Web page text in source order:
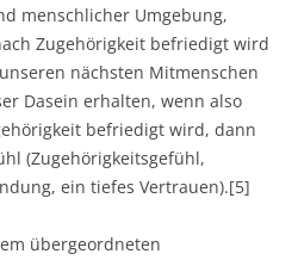
menschlicher Umgebung,
Zugehörigkeit befriedigt wird
nächsten Mitmenschen
Dasein erhalten, wenn also
befriedigt wird, dann
(Zugehörigkeitsgefühl,
ein tiefes Vertrauen).[5]
übergeordneten